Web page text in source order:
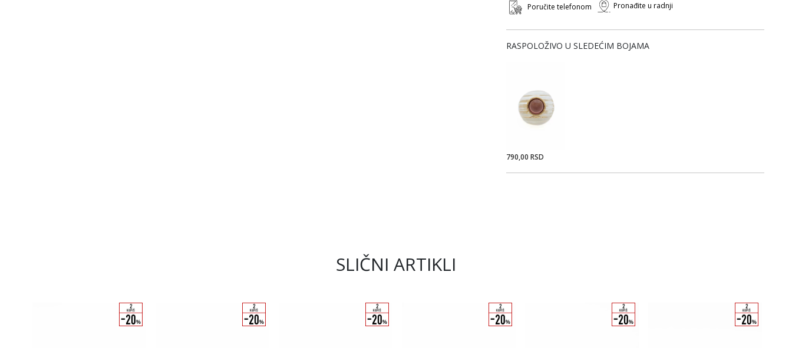
Poručite telefonom Pronađite u radnji
RASPOLOŽIVO U SLEDEĆIM BOJAMA
790,00 RSD
SLIČNI ARTIKLI